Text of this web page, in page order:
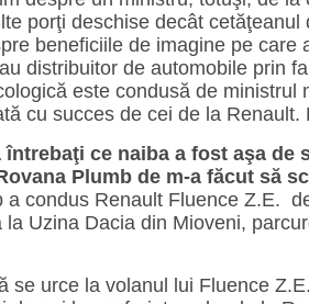
porţi deschise decât cetăţeanul
beneficiile de imagine pe care
distribuitor de automobile prin
este condusă de ministrul
cu succes de cei de la Renault.
întrebaţi ce naiba a fost aşa de
Plumb de m-a făcut să
a condus Renault Fluence Z.E.
la Uzina Dacia din Mioveni,
se urce la volanul lui Fluence